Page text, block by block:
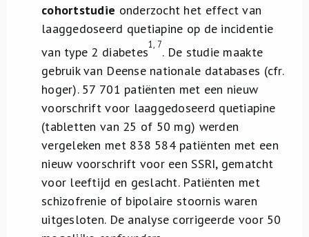
cohortstudie onderzocht het effect van
laaggedoseerd quetiapine op de incidentie
van type 2 diabetes1, 7. De studie maakte
gebruik van Deense nationale databases (cfr.
hoger). 57 701 patiënten met een nieuw
voorschrift voor laaggedoseerd quetiapine
(tabletten van 25 of 50 mg) werden
vergeleken met 838 584 patiënten met een
nieuw voorschrift voor een SSRI, gematcht
voor leeftijd en geslacht. Patiënten met
schizofrenie of bipolaire stoornis waren
uitgesloten. De analyse corrigeerde voor 50